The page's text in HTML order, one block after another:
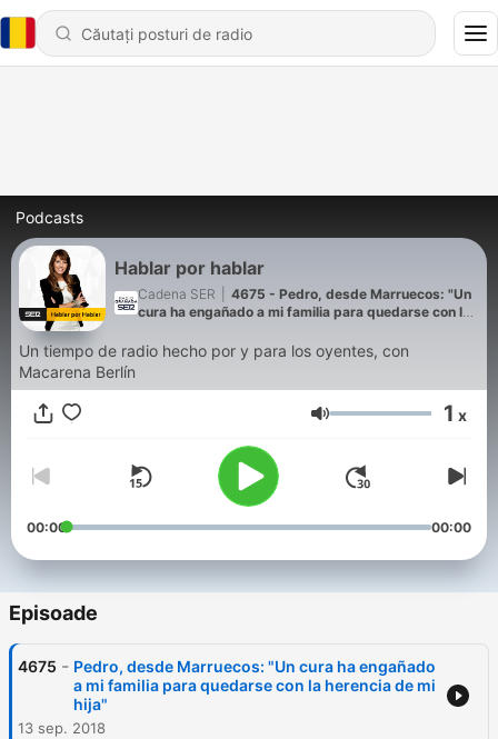
Podcasts
Hablar por hablar
Cadena SER
4675 - Pedro, desde Marruecos: "Un
cura ha engañado a mi familia para quedarse con la
Un tiempo de radio hecho por y para los oyentes, con
Macarena Berlín
Volum 1 x
00:00 00:00
Episoade
4675 - Pedro, desde Marruecos: "Un cura ha engañado
a mi familia para quedarse con la herencia de mi
hija"
13 sep. 2018